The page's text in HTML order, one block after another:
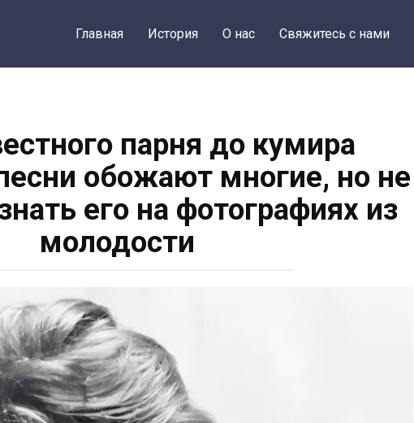
Главная История О нас Свяжитесь с нами
парня до кумира
обожают многие, но не
его на фотографиях из
молодости